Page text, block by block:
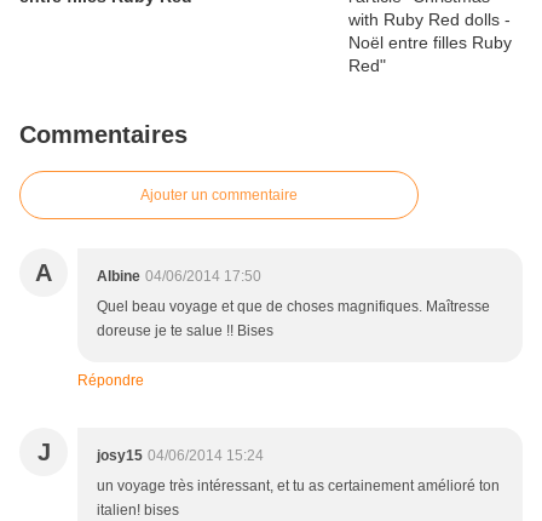
Commentaires
Ajouter un commentaire
A Albine 04/06/2014 17:50
Quel beau voyage et que de choses magnifiques. Maîtresse
doreuse je te salue !! Bises
Répondre
J josy15 04/06/2014 15:24
un voyage très intéressant, et tu as certainement amélioré ton
italien! bises